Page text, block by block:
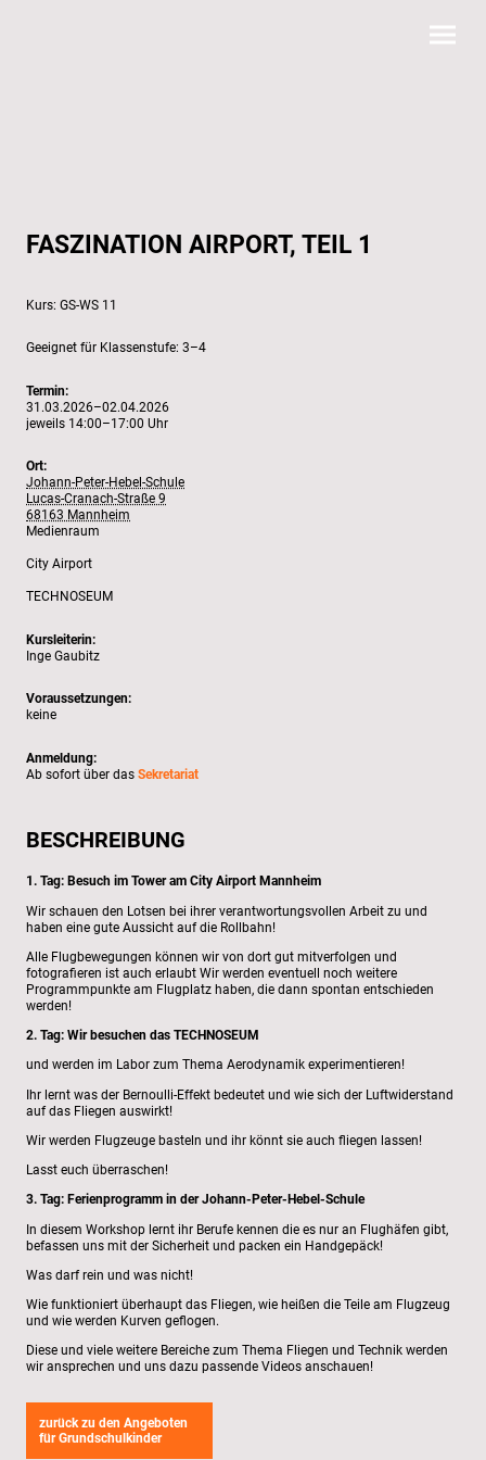
FASZINATION AIRPORT, TEIL 1
GS-WS 11
3–4
Termin:
31.03.2026–02.04.2026
jeweils 14:00–17:00 Uhr
Ort:
Johann-Peter-Hebel-Schule
Lucas-Cranach-Straße 9
68163 Mannheim
Medienraum
City Airport
TECHNOSEUM
Kursleiterin:
Inge Gaubitz
Voraussetzungen:
keine
Anmeldung:
Ab sofort über das Sekretariat
BESCHREIBUNG
1. Tag: Besuch im Tower am City Airport Mannheim
Wir schauen den Lotsen bei ihrer verantwortungsvollen Arbeit zu und
haben eine gute Aussicht auf die Rollbahn!
Alle Flugbewegungen können wir von dort gut mitverfolgen und
fotografieren ist auch erlaubt Wir werden eventuell noch weitere
Programmpunkte am Flugplatz haben, die dann spontan entschieden
werden!
2. Tag: Wir besuchen das TECHNOSEUM
und werden im Labor zum Thema Aerodynamik experimentieren!
Ihr lernt was der Bernoulli-Effekt bedeutet und wie sich der Luftwiderstand
auf das Fliegen auswirkt!
Wir werden Flugzeuge basteln und ihr könnt sie auch fliegen lassen!
Lasst euch überraschen!
3. Tag: Ferienprogramm in der Johann-Peter-Hebel-Schule
In diesem Workshop lernt ihr Berufe kennen die es nur an Flughäfen gibt,
befassen uns mit der Sicherheit und packen ein Handgepäck!
Was darf rein und was nicht!
Wie funktioniert überhaupt das Fliegen, wie heißen die Teile am Flugzeug
und wie werden Kurven geflogen.
Diese und viele weitere Bereiche zum Thema Fliegen und Technik werden
wir ansprechen und uns dazu passende Videos anschauen!
zurück zu den Angeboten
für Grundschulkinder